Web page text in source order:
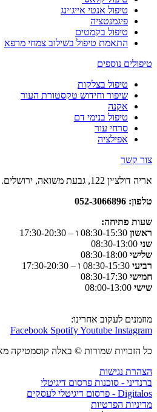
טיפול אנטי אייג׳ינג
פיגמנטציה
טיפול בקמטים
התאמת טיפול בשילוב צמחי מרפא
טיפולים נוספים
טיפול בצלקות
שיפור וחידוש טקסטורת העור
אקנה
טיפול בנימי דם
סרחי עור
אפילציה
צור קשר
אריה דולצ׳ין 122, גבעת משואה, ירושלים.
טלפון: 052-3066896
שעות פתיחה:
ראשון
שני
שלישי
רביעי
חמישי
שישי
מוזמנים לעקוב אחרינו:
Facebook SpotifyYoutube Instagram
כל הזכויות שמורות © באלה קוסמטיקה
הצהרת נגישות
ברנדיני - סוכנות פרסום דיגיטלי
Digitalos - פרסום דיגיטלי לעסקים
מדיניות הפרטיות